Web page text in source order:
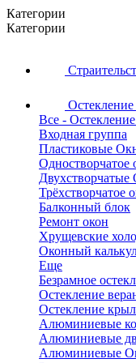
Категории
Категории
Остекление
Все - Остекление
Входная группа
Пластиковые
Одностворчатое
Двухстворчатые
Трёхстворчатое
Балконный блок
Ремонт окон
Хрущевские
Оконный
Еще
Безрамное
Остекление
Остекление
Алюминиевые
Алюминиевые
Алюминиевые